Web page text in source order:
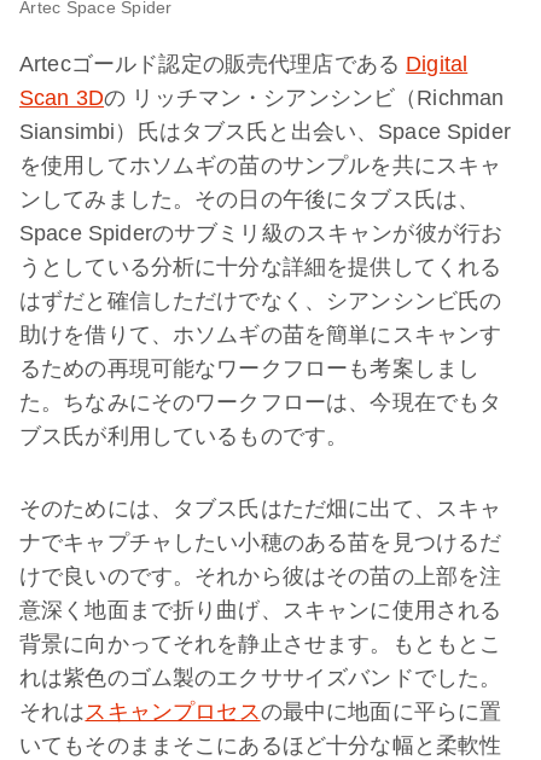
Artec Space Spider
Artecゴールド認定の販売代理店である Digital
Scan 3Dの リッチマン・シアンシンビ（Richman
Siansimbi）氏はタブス氏と出会い、Space Spider
を使用してホソムギの苗のサンプルを共にスキャ
ンしてみました。その日の午後にタブス氏は、
Space Spiderのサブミリ級のスキャンが彼が行お
うとしている分析に十分な詳細を提供してくれる
はずだと確信しただけでなく、シアンシンビ氏の
助けを借りて、ホソムギの苗を簡単にスキャンす
るための再現可能なワークフローも考案しまし
た。ちなみにそのワークフローは、今現在でもタ
ブス氏が利用しているものです。
そのためには、タブス氏はただ畑に出て、スキャ
ナでキャプチャしたい小穂のある苗を見つけるだ
けで良いのです。それから彼はその苗の上部を注
意深く地面まで折り曲げ、スキャンに使用される
背景に向かってそれを静止させます。もともとこ
れは紫色のゴム製のエクササイズバンドでした。
それはスキャンプロセスの最中に地面に平らに置
いてもそのままそこにあるほど十分な幅と柔軟性